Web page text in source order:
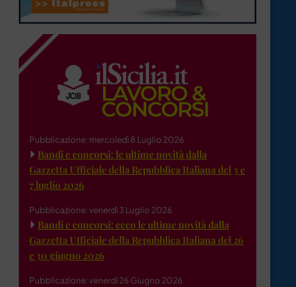
Pubblicazione: mercoledì 8 Luglio 2026
Bandi e concorsi: le ultime novità dalla
Gazzetta Ufficiale della Repubblica Italiana del 3 e
7 luglio 2026
Pubblicazione: venerdì 3 Luglio 2026
Bandi e concorsi: ecco le ultime novità dalla
Gazzetta Ufficiale della Repubblica Italiana del 26
e 30 giugno 2026
Pubblicazione: venerdì 26 Giugno 2026